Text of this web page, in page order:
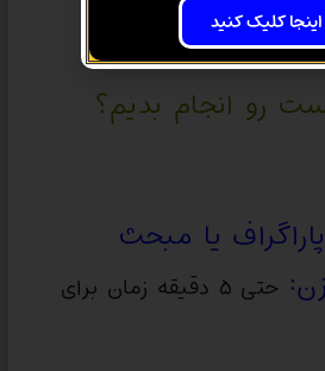
رو انجام بدیم؟
یا مبحث
حتی ۵ دقیقه زمان برای
اینجا کلیک کنید